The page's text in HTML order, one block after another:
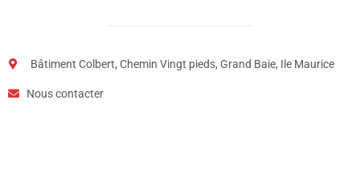
Bâtiment Colbert, Chemin Vingt pieds, Grand Baie, Ile Maurice
Nous contacter